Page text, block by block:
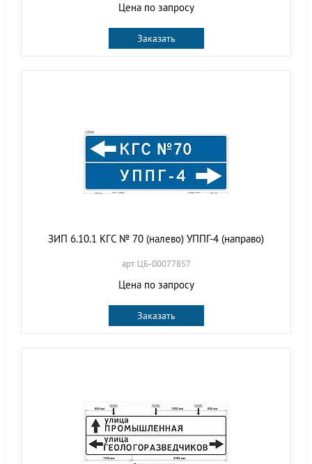
Цена по запросу
Заказать
ЗИП 6.10.1 КГС № 70 (налево) УППГ-4 (направо)
арт. ЦБ-00077857
Цена по запросу
Заказать